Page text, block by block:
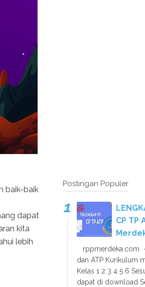
baik-baik
dapat
kita
lebih
Postingan Populer
CP TP
rppmerdeka.com
dan ATP Kurikulum
Kelas 1 2 3 4 5 6
dapat di download